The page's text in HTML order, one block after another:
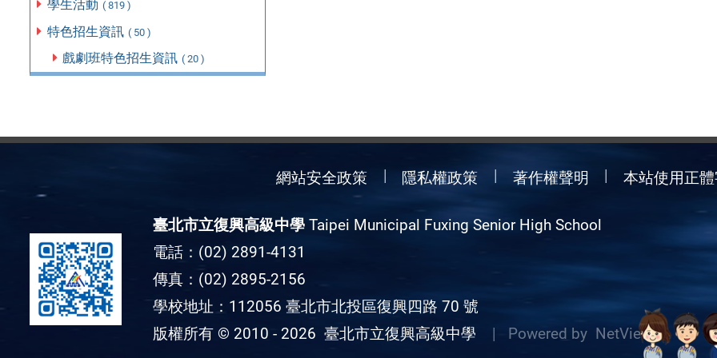
學生活動 ( 819 )
特色招生資訊 ( 50 )
戲劇班特色招生資訊 ( 20 )
網站安全政策 隱私權政策 著作權聲明 本站使用正
臺北市立復興高級中學Taipei Municipal Fuxing Senior High School
電話：(02) 2891-4131
傳真：(02) 2895-2156
學校地址：112056 臺北市北投區復興四路 70 號
版權所有 © 2010 - 2026 臺北市立復興高級中學 | Powered by NetView